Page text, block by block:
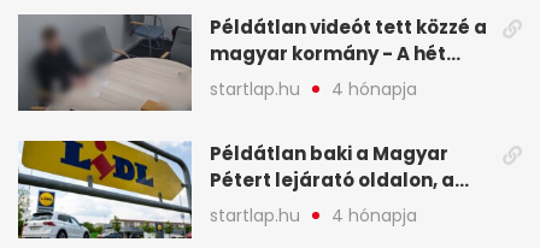
Példátlan videót tett közzé a
magyar kormány - A hét
legfontosabb hírei
képekben
startlap.hu 4 hónapja
Példátlan baki a Magyar
Pétert lejárató oldalon, a
Lidlnek azonnal lépnie
kellett - A hét legfontosabb
startlap.hu 4 hónapja